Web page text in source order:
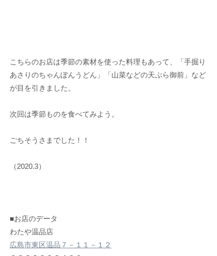
こちらのお店は季節の素材を使った料理もあって、「手掘り
あさりのちゃんぽんうどん」「山菜などの天ぷら御前」など
が目を引きました。
次回は季節ものを食べてみよう。
ごちそうさまでした！！
（2020.3）
■お店のデータ
わたや温品店
広島市東区温品７－１１－１２